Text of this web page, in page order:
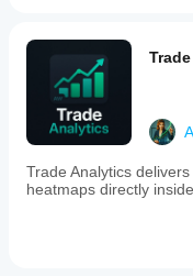
specific
analyze.
The
scanner
includes
a
sorting
function
ขึ้นอยู่
ฟังก์ชัน
การ
ทำงาน
และการ
ค่า
Trade Analytics
heatmaps directly